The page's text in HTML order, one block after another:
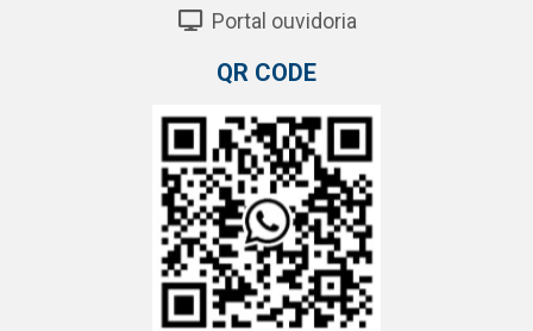
Portal ouvidoria
QR CODE